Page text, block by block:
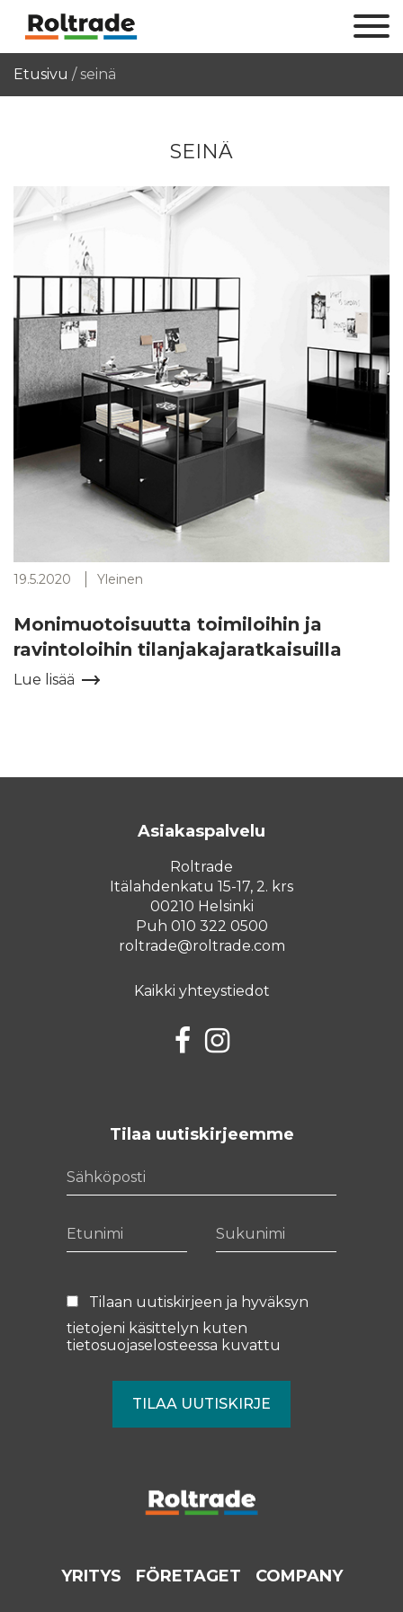
Etusivu /seinä
SEINÄ
19.5.2020 Yleinen
Monimuotoisuutta toimiloihin ja
ravintoloihin tilanjakajaratkaisuilla
Lue lisää
Asiakaspalvelu
Roltrade
Itälahdenkatu 15-17, 2. krs
00210 Helsinki
Puh 010 322 0500
roltrade@roltrade.com
Kaikki yhteystiedot
FacebookInstagram
Tilaa uutiskirjeemme
Tilaan uutiskirjeen ja hyväksyn
tietojeni käsittelyn kuten
tietosuojaselosteessa kuvattu
YRITYS FÖRETAGET COMPANY